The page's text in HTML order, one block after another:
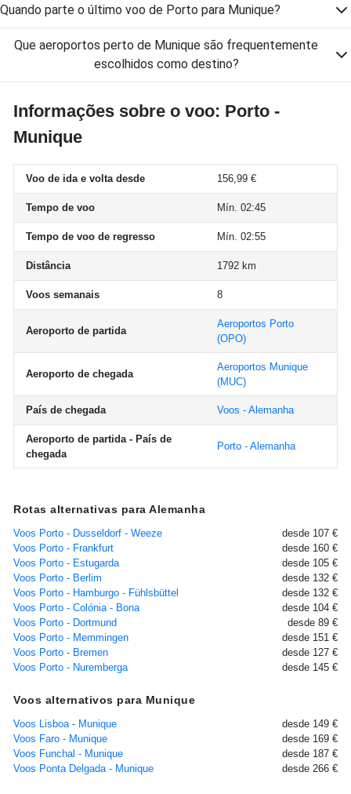
Quando parte o último voo de Porto para Munique?
Que aeroportos perto de Munique são frequentemente
escolhidos como destino?
Informações sobre o voo: Porto -
Munique
Voo de ida e volta desde 156,99 €
Tempo de voo Mín. 02:45
Tempo de voo de regresso Mín. 02:55
Distância 1792 km
Voos semanais 8
Aeroporto de partida
Aeroportos Porto
(OPO)
Aeroporto de chegada
Aeroportos Munique
(MUC)
País de chegada Voos - Alemanha
Aeroporto de partida - País de
chegada
Porto - Alemanha
Rotas alternativas para Alemanha
Voos Porto - Dusseldorf - Weeze
desde 107 €
Voos Porto - Frankfurt
desde 160 €
Voos Porto - Estugarda
desde 105 €
Voos Porto - Berlim
desde 132 €
Voos Porto - Hamburgo - Fühlsbüttel
desde 132 €
Voos Porto - Colónia - Bona
desde 104 €
Voos Porto - Dortmund
desde 89 €
Voos Porto - Memmingen
desde 151 €
Voos Porto - Bremen
desde 127 €
Voos Porto - Nuremberga
desde 145 €
Voos alternativos para Munique
Voos Lisboa - Munique
desde 149 €
Voos Faro - Munique
desde 169 €
Voos Funchal - Munique
desde 187 €
Voos Ponta Delgada - Munique
desde 266 €